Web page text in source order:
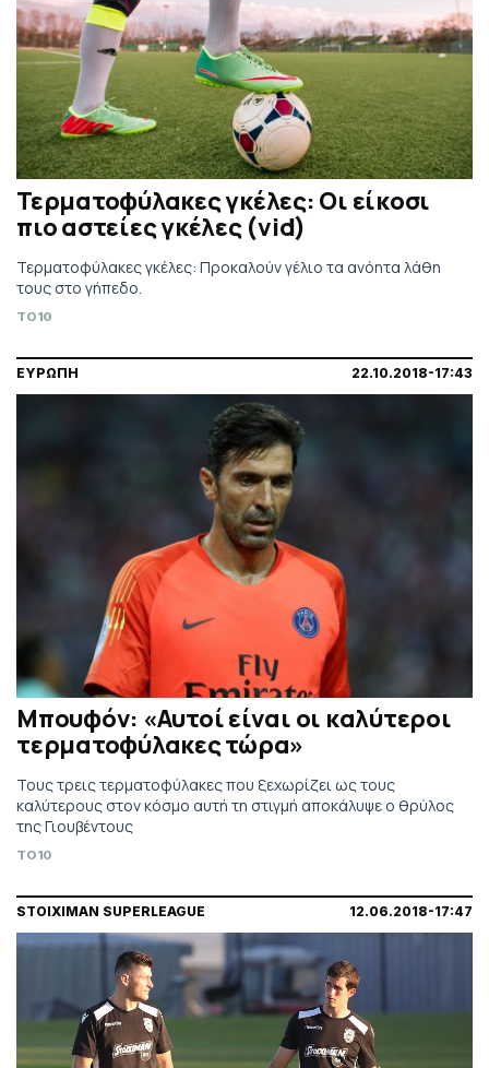
Τερματοφύλακες γκέλες: Οι είκοσι
πιο αστείες γκέλες (vid)
Τερματοφύλακες γκέλες: Προκαλούν γέλιο τα ανόητα λάθη
τους στο γήπεδο.
TO10
ΕΥΡΩΠΗ 22.10.2018-17:43
Μπουφόν: «Αυτοί είναι οι καλύτεροι
τερματοφύλακες τώρα»
Τους τρεις τερματοφύλακες που ξεχωρίζει ως τους
καλύτερους στον κόσμο αυτή τη στιγμή αποκάλυψε ο θρύλος
της Γιουβέντους
TO10
STOIXIMAN SUPERLEAGUE 12.06.2018-17:47